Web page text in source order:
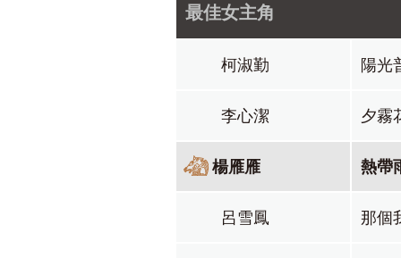
最佳女主角
柯淑勤 陽光
李心潔 夕霧
楊雁雁 熱帶
呂雪鳳 那個